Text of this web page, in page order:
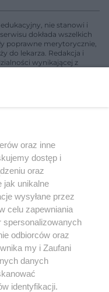
nie stanowi i
dokłada wszelkich
poprawne merytorycznie,
do lekarza. Redakcja i
wynikającej z
3 ust 1 ustawy o
w jakikolwiek sposób
na jakimkolwiek polu
z umieszczaniem w
praw. Jakiekolwiek użycie
części z naruszeniem
pod groźbą kary i
oraz inne
dostęp i
oraz
jak unikalne
wysyłane przez
celu zapewniania
spersonalizowanych
odbiorców oraz
my i Zaufani
danych
identyfikacji.